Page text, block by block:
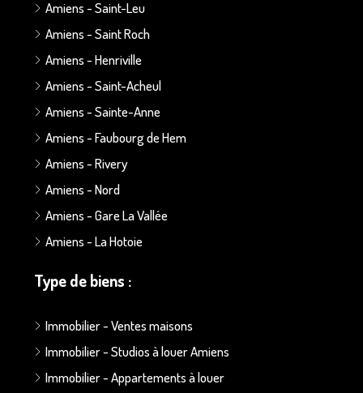
Amiens - Saint-Leu
Amiens - Saint Roch
Amiens - Henriville
Amiens - Saint-Acheul
Amiens - Sainte-Anne
Amiens - Faubourg de Hem
Amiens - Rivery
Amiens - Nord
Amiens - Gare La Vallée
Amiens - La Hotoie
Type de biens :
Immobilier - Ventes maisons
Immobilier - Studios à louer Amiens
Immobilier - Appartements à louer